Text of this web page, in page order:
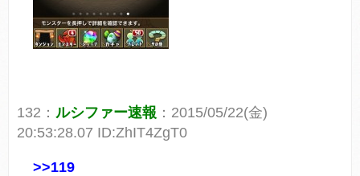
132： ルシファー速報 ：2015/05/22(金)
20:53:28.07 ID:ZhIT4ZgT0
>>119